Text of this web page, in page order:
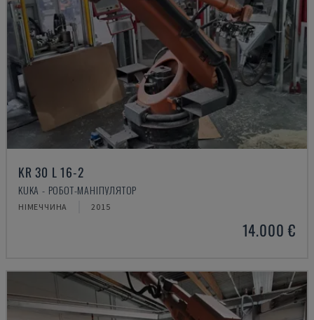
KR 30 L 16-2
KUKA - РОБОТ-МАНІПУЛЯТОР
НІМЕЧЧИНА 2015
14.000 €